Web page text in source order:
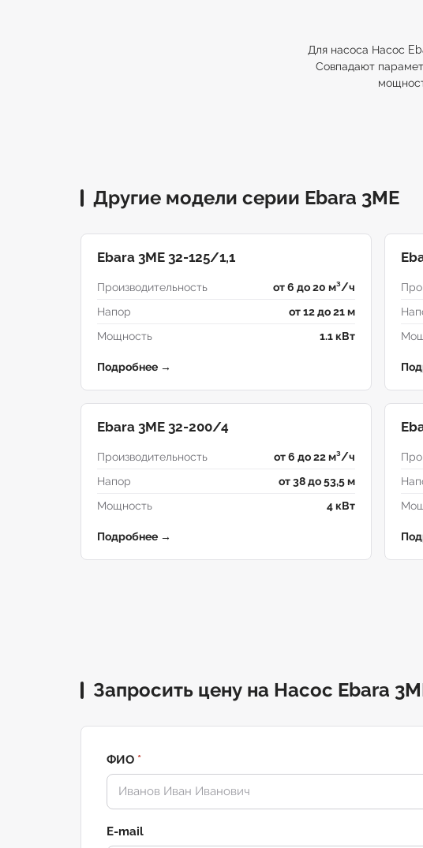
Для насоса Насос
Совпадают
Другие модели серии Ebara 3МЕ
Ebara 3ME 32-125/1,1
Производительность
от 6 до 20 м³/ч
Напор
от 12 до 21 м
Мощность
1.1 кВт
Подробнее →
Ebara 3ME 32-200/4
Производительность
от 6 до 22 м³/ч
Напор
от 38 до 53,5 м
Мощность
4 кВт
Подробнее →
Запросить цену на Насос Ebara
ФИО *
E-mail